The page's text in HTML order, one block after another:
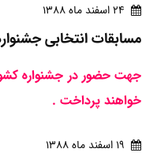
24 اسفند ماه 1388
مسابقات انتخابی
جهت حضور در جشنواره
خواهند پرداخت .
19 اسفند ماه 1388